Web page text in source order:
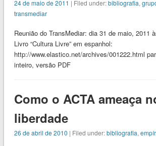
24 de maio de 2011 | Filed under:bibliografia,
transmediar
Reunião do TransMediar: dia 31 de maio, 2011
Livro “Cultura Livre” em espanhol:
http://www.elastico.net/archives/001222.html
inteiro, versão PDF
Como o ACTA ameaça
liberdade
26 de abril de 2010 | Filed under:bibliografia,